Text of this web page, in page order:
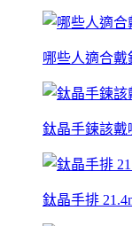
哪些人適合戴
鈦晶手鍊該戴
鈦晶手排